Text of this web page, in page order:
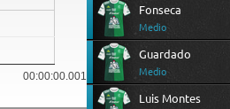
00:00:00.001
Fonseca
Medio
Guardado
Medio
Luis Montes